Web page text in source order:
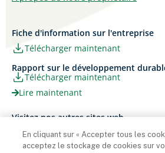
Fiche d'information sur l'entreprise
Télécharger maintenant
Rapport sur le développement
Télécharger maintenant
Lire maintenant
Visitez nos autres sites web
Carrières
Ariva
Papier
Xerox®
En cliquant sur « Accepter tous les
acceptez le stockage de cookies sur